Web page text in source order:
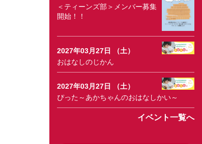
＜ティーンズ部＞メンバー募集
開始！！
2027年03月27日 （土）
おはなしのじかん
2027年03月27日 （土）
ぴった～あかちゃんのおはなしかい～
イベント一覧へ